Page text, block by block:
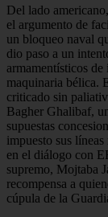
Del lado
el argumento de
un bloqueo naval
dio paso a un
armamentísticos
maquinaria bélica.
criticado sin
Bagher Ghalibaf,
supuestas
impuesto sus
en el diálogo con
supremo, Mojtaba
recompensa a
cúpula de la